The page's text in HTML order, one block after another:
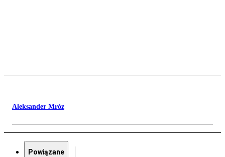
Aleksander Mróz
Powiązane